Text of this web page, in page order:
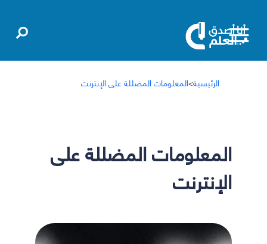
الرئيسية>المعلومات المضللة على الإنترنت
المعلومات المضللة على
الإنترنت